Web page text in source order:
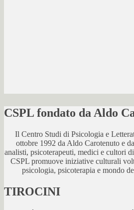
CSPL fondato da Aldo
Il Centro Studi di Psicologia e
ottobre 1992 da Aldo Carotenuto e
analisti, psicoterapeuti, medici e cultori
CSPL promuove iniziative culturali
psicologia, psicoterapia e mondo
TIROCINI